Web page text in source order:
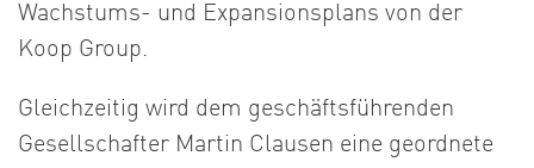
Wachstums- und Expansionsplans von der
Koop Group.
Gleichzeitig wird dem geschäftsführenden
Gesellschafter Martin Clausen eine geordnete